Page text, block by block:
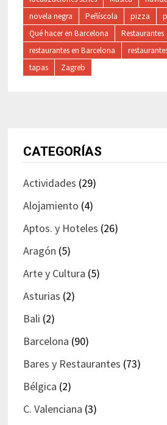
novela negra
Peñíscola pizza
Qué hacer en Barcelona
Restaurantes
restaurantes en Barcelona
tapas
Zagreb
CATEGORÍAS
Actividades (29)
Alojamiento (4)
Aptos. y Hoteles (26)
Aragón (5)
Arte y Cultura (5)
Asturias (2)
Bali (2)
Barcelona (90)
Bares y Restaurantes (73)
Bélgica (2)
C. Valenciana (3)